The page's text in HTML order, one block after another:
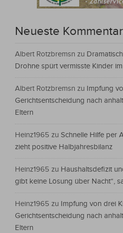
Neueste
Albert Rotzbremsn zu
Drohne spürt vermisste Kinder
Albert Rotzbremsn zu Impfung
Gerichtsentscheidung nach
Eltern
Heinz1965 zu Schnelle Hilfe per
zieht positive Halbjahresbilanz
Heinz1965 zu Haushaltsdefizit
gibt keine Lösung über Nacht“,
Heinz1965 zu Impfung von drei
Gerichtsentscheidung nach
Eltern